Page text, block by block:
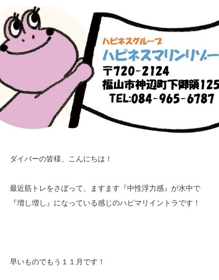
ダイバーの皆様、こんにちは！
最近筋トレをさぼって、ますます『中性浮力感』が水中で
『増し増し』になっている感じのハピマリイントラです！
早いものでもう１１月です！